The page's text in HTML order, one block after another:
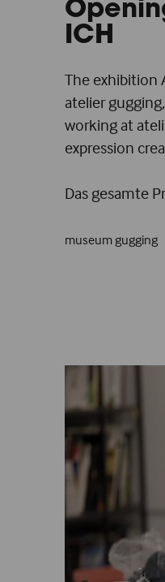
ICH
The exhibition
atelier
working at
expression
Das gesamte
museum gugging